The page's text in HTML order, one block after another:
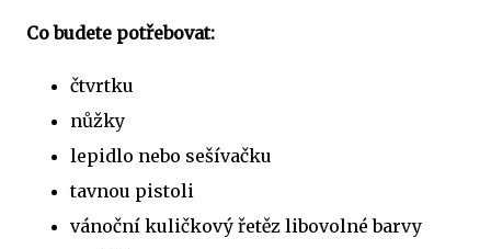
Co budete potřebovat:
čtvrtku
nůžky
lepidlo nebo sešívačku
tavnou pistoli
vánoční kuličkový řetěz libovolné barvy